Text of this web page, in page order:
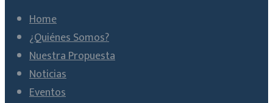
Home
¿Quiénes Somos?
Nuestra Propuesta
Noticias
Eventos